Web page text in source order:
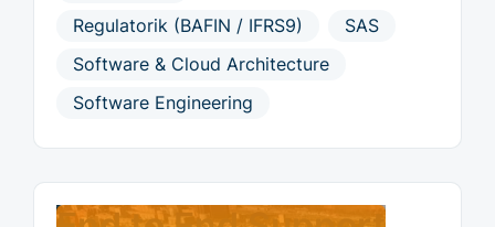
Regulatorik (BAFIN / IFRS9)
SAS
Software & Cloud Architecture
Software Engineering